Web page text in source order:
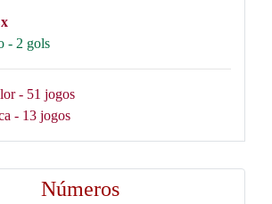
- 2 gols
- 51 jogos
- 13 jogos
Números